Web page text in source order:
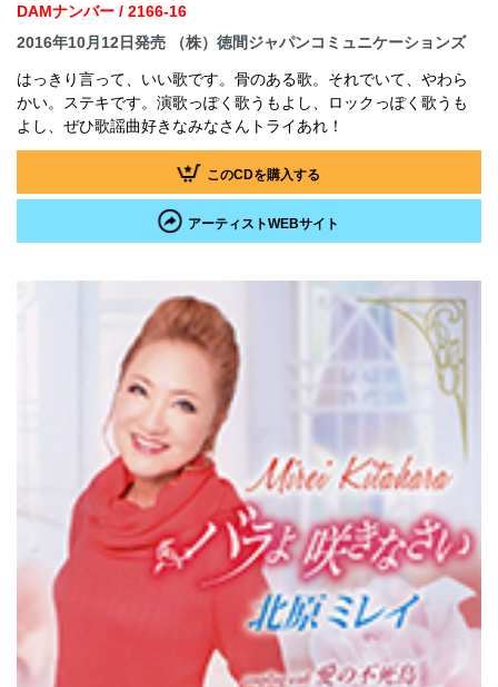
DAMナンバー / 2166-16
2016年10月12日発売 （株）徳間ジャパンコミュニケーションズ
はっきり言って、いい歌です。骨のある歌。それでいて、やわら
かい。ステキです。演歌っぽく歌うもよし、ロックっぽく歌うも
よし、ぜひ歌謡曲好きなみなさんトライあれ！
このCDを購入する
アーティストWEBサイト